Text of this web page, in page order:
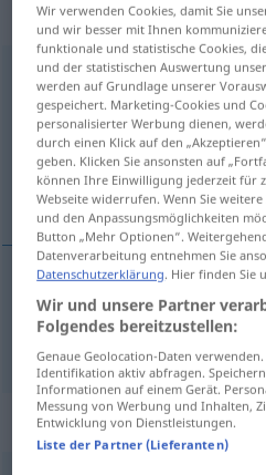
auseinandersetzen
Übersicht aller
(Für mehr Details die
vysvĕtlovat
vysvĕtlovat<-lit>
Synonyme für
Wir verwenden Cookies, damit Sie
und wir besser mit Ihnen
funktionale und statistische Cookies,
und der statistischen Auswertung
werden auf Grundlage unserer
gespeichert. Marketing-Cookies und
personalisierter Werbung dienen,
durch einen Klick auf den
geben. Klicken Sie ansonsten auf
können Ihre Einwilligung jederzeit für
Webseite widerrufen. Wenn Sie
und den Anpassungsmöglichkeiten
Button „Mehr Optionen“.
Datenverarbeitung entnehmen Sie
Datenschutzerklärung. Hier finden Sie
Wir und unsere Partner
Folgendes bereitzustellen:
Genaue Geolocation-Daten
Identifikation aktiv abfragen.
Informationen auf einem Gerät.
Messung von Werbung und Inhalten,
Entwicklung von Dienstleistungen.
Liste der Partner (Lieferanten)